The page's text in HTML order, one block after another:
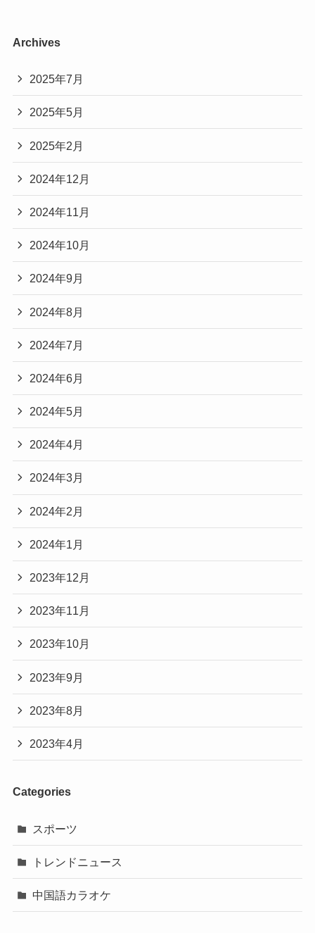
Archives
2025年7月
2025年5月
2025年2月
2024年12月
2024年11月
2024年10月
2024年9月
2024年8月
2024年7月
2024年6月
2024年5月
2024年4月
2024年3月
2024年2月
2024年1月
2023年12月
2023年11月
2023年10月
2023年9月
2023年8月
2023年4月
Categories
スポーツ
トレンドニュース
中国語カラオケ